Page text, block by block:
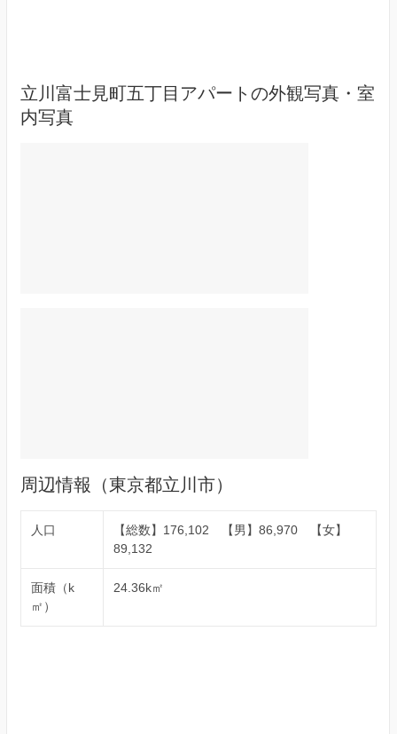
立川富士見町五丁目アパートの外観写真・室
内写真
周辺情報（東京都立川市）
人口
【総数】176,102 【男】86,970 【女】
89,132
面積（k
㎡）
24.36k㎡